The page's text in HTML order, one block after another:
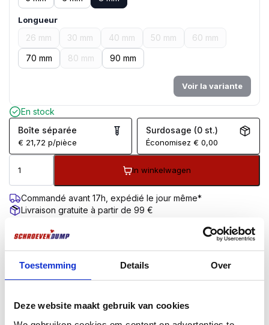
Toestemming Details Over
Deze website maakt gebruik van cookies
Longueur
26 mm 30 mm 40 mm 50 mm
60 mm
70 mm
80 mm 90 mm
Voir la variante
En stock
Boîte séparée
€ 21,72 p/pièce
Surdosage (0 st.)
Économisez€ 0,00
In winkelwagen
Commandé avant 17h, expédié le jour même*
Livraison gratuite à partir de 99 €
Évaluation des clients 9,7/10
DESCRIPTIONINFORMATIONS COMPLÉMENTAIRESAVIS (0)